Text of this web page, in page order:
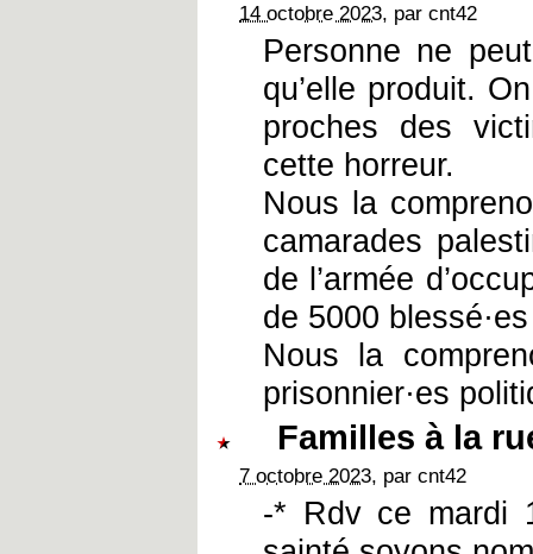
14 octobre 2023, par cnt42
Personne ne
qu’elle produit.
proches des
cette horreur.
Nous la
camarades
de l’armée
de 5000
Nous la
prisonnier·es
Familles à la
7 octobre 2023, par cnt42
-* Rdv ce mardi